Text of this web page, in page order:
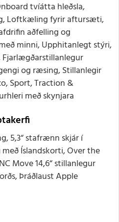
tvíátta hleðsla,
Loftkæling fyrir aftursæti,
aðfelling og
minni, Upphitanlegt stýri,
og ræsing, Stillanlegir
Sport, Traction &
með skynjara
5,3“ stafrænn skjár í
Íslandskorti, Over the
Move 14,6“ stillanlegur
Þráðlaust Apple